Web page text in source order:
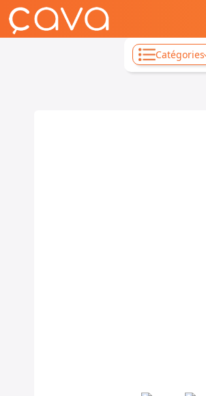
Catégories